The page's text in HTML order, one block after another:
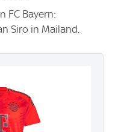
FC Bayern:
Siro in Mailand.